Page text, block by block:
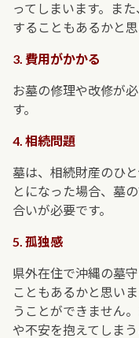
ってしまいます。ま
することもあるかと思
3. 費用がかかる
お墓の修理や改修が
す。
4. 相続問題
墓は、相続財産のひ
とになった場合、墓
合いが必要です。
5. 孤独感
県外在住で沖縄の墓
こともあるかと思い
うことができません
や不安を抱えてしまう